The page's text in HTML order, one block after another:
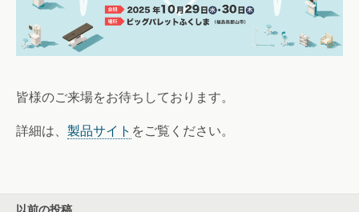
皆様のご来場をお待ちしております。
詳細は、 製品サイト をご覧ください。